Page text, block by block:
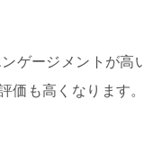
ゲージメントが高
価も高くなります。